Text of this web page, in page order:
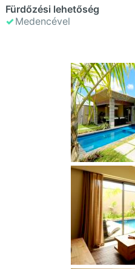
Fürdőzési lehetőség
Medencével